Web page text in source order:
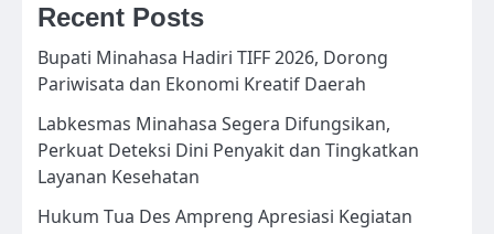
Recent Posts
Bupati Minahasa Hadiri TIFF 2026, Dorong
Pariwisata dan Ekonomi Kreatif Daerah
Labkesmas Minahasa Segera Difungsikan,
Perkuat Deteksi Dini Penyakit dan Tingkatkan
Layanan Kesehatan
Hukum Tua Des Ampreng Apresiasi Kegiatan